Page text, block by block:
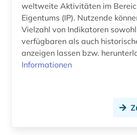
sozialwissenschaften (2)
spanien (1)
stand der technik (3)
statistik (3)
weltweite Aktivitäten im
Eigentums (IP). Nutzende
Vielzahl von Indikatoren
verfügbaren als auch
anzeigen lassen bzw.
Informationen